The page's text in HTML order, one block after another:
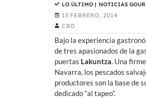
LO ÚLTIMO | NOTICIAS
13 FEBRERO, 2014
CBD
Bajo la experiencia
de tres apasionados de la
puertas Lakuntza. Una
Navarra, los pescados
productores son la base de
dedicado “al tapeo”.